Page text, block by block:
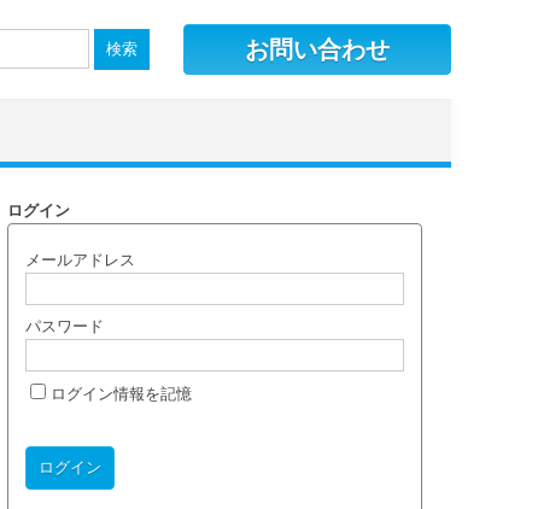
お問い合わせ
ログイン
メールアドレス
パスワード
ログイン情報を記憶